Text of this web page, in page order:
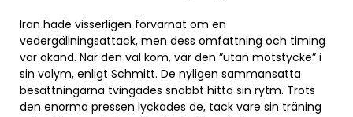
Iran hade visserligen förvarnat om en
vedergällningsattack, men dess omfattning och timing
var okänd. När den väl kom, var den ”utan motstycke” i
sin volym, enligt Schmitt. De nyligen sammansatta
besättningarna tvingades snabbt hitta sin rytm. Trots
den enorma pressen lyckades de, tack vare sin träning